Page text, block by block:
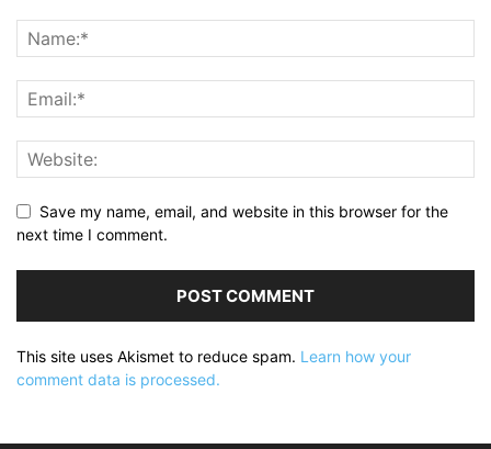
Save my name, email, and website in this browser for the
next time I comment.
This site uses Akismet to reduce spam. Learn how your
comment data is processed.